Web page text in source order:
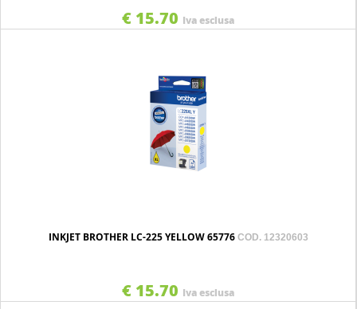
€ 15.70 Iva esclusa
INKJET BROTHER LC-225 YELLOW 65776 COD. 12320603
€ 15.70 Iva esclusa